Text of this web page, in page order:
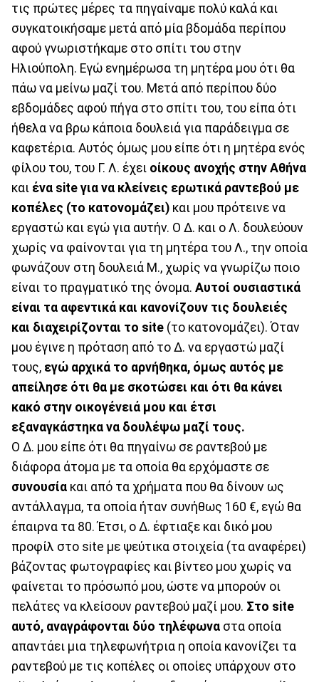
τις πρώτες μέρες τα πηγαίναμε πολύ καλά και
συγκατοικήσαμε μετά από μία βδομάδα περίπου
αφού γνωριστήκαμε στο σπίτι του στην
Ηλιούπολη. Εγώ ενημέρωσα τη μητέρα μου ότι θα
πάω να μείνω μαζί του. Μετά από περίπου δύο
εβδομάδες αφού πήγα στο σπίτι του, του είπα ότι
ήθελα να βρω κάποια δουλειά για παράδειγμα σε
καφετέρια. Αυτός όμως μου είπε ότι η μητέρα ενός
φίλου του, του Γ. Λ. έχει οίκους ανοχής στην Αθήνα
και ένα site για να κλείνεις ερωτικά ραντεβού με
κοπέλες (το κατονομάζει) και μου πρότεινε να
εργαστώ και εγώ για αυτήν. Ο Δ. και ο Λ. δουλεύουν
χωρίς να φαίνονται για τη μητέρα του Λ., την οποία
φωνάζουν στη δουλειά Μ., χωρίς να γνωρίζω ποιο
είναι το πραγματικό της όνομα. Αυτοί ουσιαστικά
είναι τα αφεντικά και κανονίζουν τις δουλειές
και διαχειρίζονται το site (το κατονομάζει). Όταν
μου έγινε η πρόταση από το Δ. να εργαστώ μαζί
τους, εγώ αρχικά το αρνήθηκα, όμως αυτός με
απείλησε ότι θα με σκοτώσει και ότι θα κάνει
κακό στην οικογένειά μου και έτσι
εξαναγκάστηκα να δουλέψω μαζί τους.
Ο Δ. μου είπε ότι θα πηγαίνω σε ραντεβού με
διάφορα άτομα με τα οποία θα ερχόμαστε σε
συνουσία και από τα χρήματα που θα δίνουν ως
αντάλλαγμα, τα οποία ήταν συνήθως 160 €, εγώ θα
έπαιρνα τα 80. Έτσι, ο Δ. έφτιαξε και δικό μου
προφίλ στο site με ψεύτικα στοιχεία (τα αναφέρει)
βάζοντας φωτογραφίες και βίντεο μου χωρίς να
φαίνεται το πρόσωπό μου, ώστε να μπορούν οι
πελάτες να κλείσουν ραντεβού μαζί μου. Στο site
αυτό, αναγράφονται δύο τηλέφωνα στα οποία
απαντάει μια τηλεφωνήτρια η οποία κανονίζει τα
ραντεβού με τις κοπέλες οι οποίες υπάρχουν στο